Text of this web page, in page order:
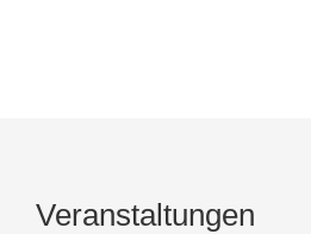
Veranstaltungen